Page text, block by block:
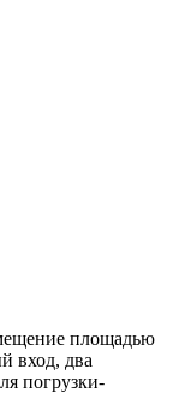
площадью
вход, два
погрузки-